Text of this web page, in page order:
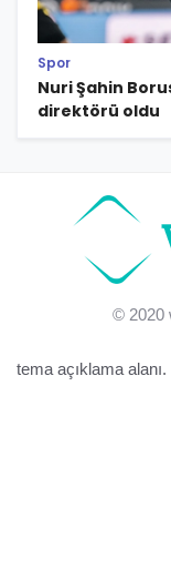
Spor
Nuri Şahin
direktörü oldu
© 2020
tema açıklama alanı.